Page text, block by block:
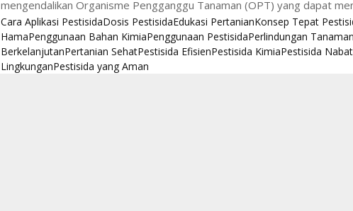
mengendalikan Organisme Pengganggu Tanaman (OPT) yang dapat
Cara Aplikasi PestisidaDosis PestisidaEdukasi PertanianKonsep Tepat
HamaPenggunaan Bahan KimiaPenggunaan PestisidaPerlindungan Tanaman
BerkelanjutanPertanian SehatPestisida EfisienPestisida KimiaPestisida
LingkunganPestisida yang Aman